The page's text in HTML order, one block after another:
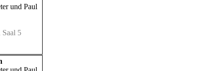
und Paul
Saal 5